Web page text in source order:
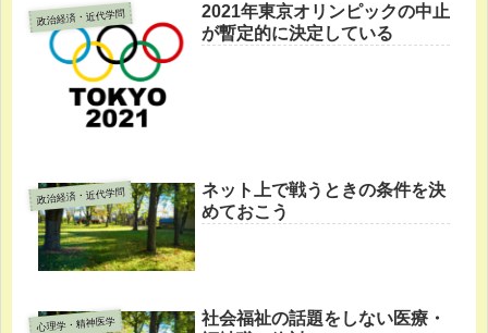
政治経済・近代学問
2021年東京オリンピックの中止
が暫定的に決定している
政治経済・近代学問
ネット上で戦うときの条件を決
めておこう
心理学・精神医学
社会福祉の話題をしない医療・